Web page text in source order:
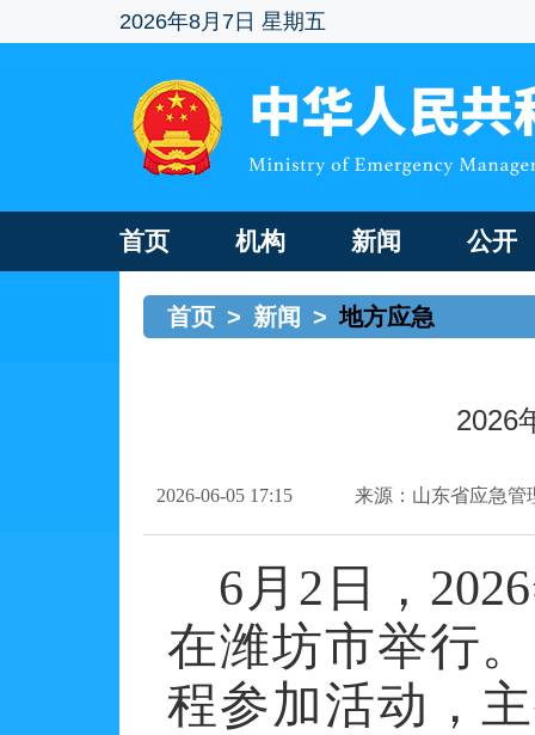
2026年8月7日 星期五
首页 机构 新闻 公开
首页 > 新闻 > 地方应急
2026
2026-06-05 17:15 来源：山东省应急管
6月2日，
在潍坊市举行
程参加活动，